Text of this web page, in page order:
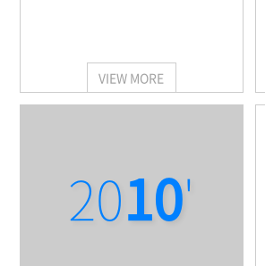
VIEW MORE
2010'